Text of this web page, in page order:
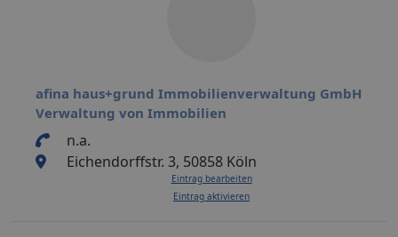
afina haus+grund Immobilienverwaltung GmbH
Verwaltung von Immobilien
n.a.
Eichendorffstr. 3, 50858 Köln
Eintrag bearbeiten
Eintrag aktivieren